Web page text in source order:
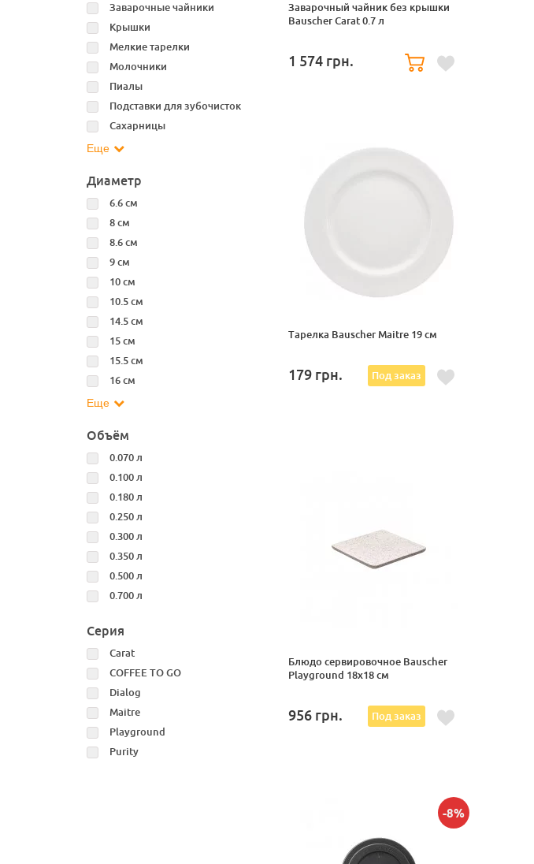
Заварочные чайники
Крышки
Мелкие тарелки
Молочники
Пиалы
Подставки для зубочисток
Сахарницы
Еще
Диаметр
6.6 см
8 см
8.6 см
9 см
10 см
10.5 см
14.5 см
15 см
15.5 см
16 см
Еще
Объём
0.070 л
0.100 л
0.180 л
0.250 л
0.300 л
0.350 л
0.500 л
0.700 л
Серия
Carat
COFFEE TO GO
Dialog
Maitre
Playground
Purity
Заварочный чайник без крышки
Bauscher Carat 0.7 л
1 574 грн.
Тарелка Bauscher Maitre 19 см
179 грн. Под заказ
Блюдо сервировочное Bauscher
Playground 18x18 см
956 грн. Под заказ
-8%